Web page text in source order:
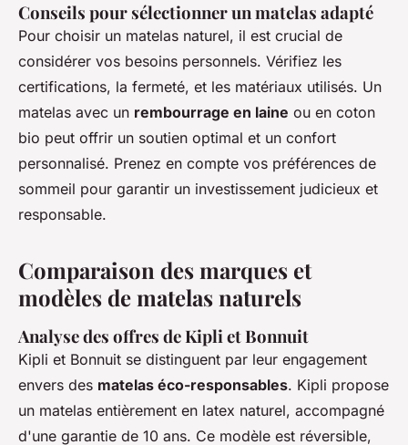
Conseils pour sélectionner un matelas adapté
Pour choisir un matelas naturel, il est crucial de
considérer vos besoins personnels. Vérifiez les
certifications, la fermeté, et les matériaux utilisés. Un
matelas avec un rembourrage en laine ou en coton
bio peut offrir un soutien optimal et un confort
personnalisé. Prenez en compte vos préférences de
sommeil pour garantir un investissement judicieux et
responsable.
Comparaison des marques et
modèles de matelas naturels
Analyse des offres de Kipli et Bonnuit
Kipli et Bonnuit se distinguent par leur engagement
envers des matelas éco-responsables. Kipli propose
un matelas entièrement en latex naturel, accompagné
d'une garantie de 10 ans. Ce modèle est réversible,